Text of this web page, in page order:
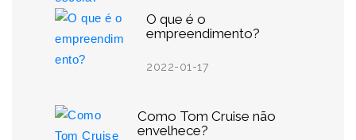
O que é o
empreendimento?
2022-01-17
Como Tom Cruise não
envelhece?